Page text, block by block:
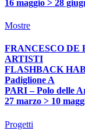
16 maggio > 28
Mostre
FRANCESCO DE
ARTISTI
FLASHBACK
Padiglione A
PARI – Polo delle
27 marzo > 10
Progetti